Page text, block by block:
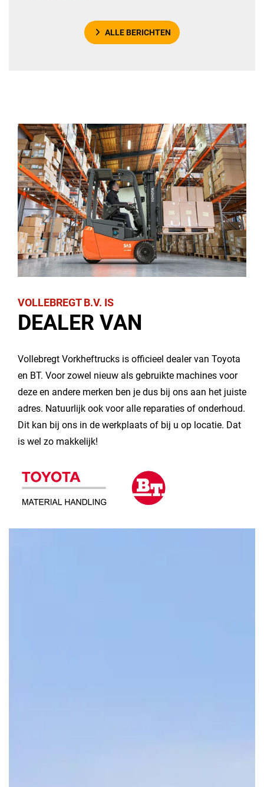
ALLE BERICHTEN
VOLLEBREGT B.V. IS
DEALER VAN
Vollebregt Vorkheftrucks is officieel dealer van Toyota
en BT. Voor zowel nieuw als gebruikte machines voor
deze en andere merken ben je dus bij ons aan het juiste
adres. Natuurlijk ook voor alle reparaties of onderhoud.
Dit kan bij ons in de werkplaats of bij u op locatie. Dat
is wel zo makkelijk!